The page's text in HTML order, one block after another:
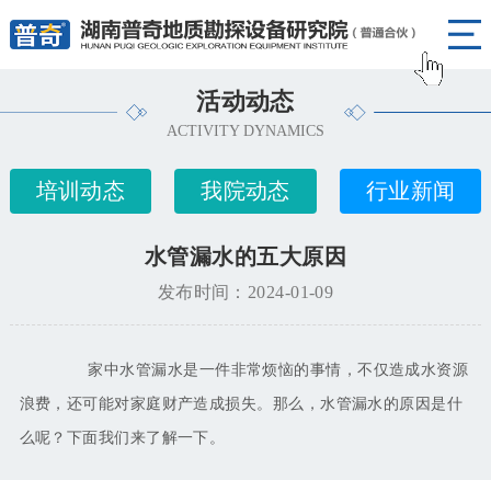
活动动态
ACTIVITY DYNAMICS
培训动态 我院动态 行业新闻
水管漏水的五大原因
发布时间：2024-01-09
家中水管漏水是一件非常烦恼的事情，不仅造成水资源
浪费，还可能对家庭财产造成损失。那么，水管漏水的原因是什
么呢？下面我们来了解一下。